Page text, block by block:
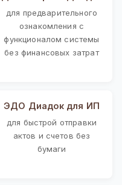
для предварительного
ознакомления с
функционалом системы
без финансовых затрат
ЭДО Диадок для ИП
для быстрой отправки
актов и счетов без
бумаги